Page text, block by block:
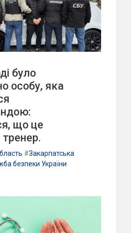
було
особу, яка
що це
#Закарпатська
безпеки України